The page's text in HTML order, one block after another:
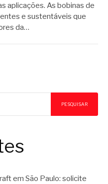
aplicações. As bobinas de
e sustentáveis que
da…
PESQUISAR
em São Paulo: solicite